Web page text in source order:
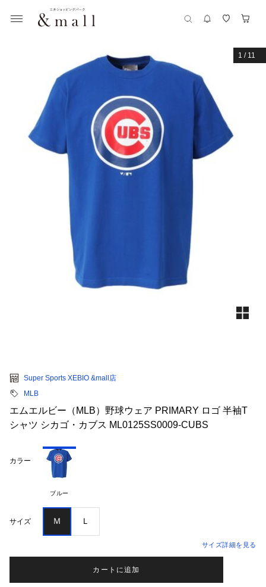
1 / 11
Super Sports XEBIO &mall店
MLB
エムエルビー（MLB）野球ウェア PRIMARY ロゴ 半袖T
シャツ シカゴ・カブス ML0125SS0009-CUBS
カラー
ブルー
サイズ Ｍ Ｌ
サイズ詳細を見る
カートに追加